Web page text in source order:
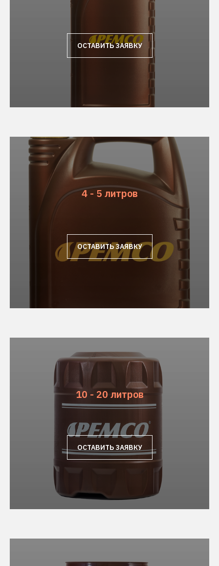
ОСТАВИТЬ ЗАЯВКУ
4 - 5 литров
ОСТАВИТЬ ЗАЯВКУ
10 - 20 литров
ОСТАВИТЬ ЗАЯВКУ